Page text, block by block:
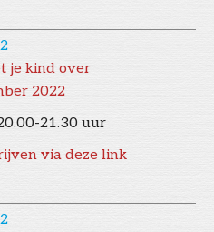
je kind over
2022
21.30 uur
via deze link